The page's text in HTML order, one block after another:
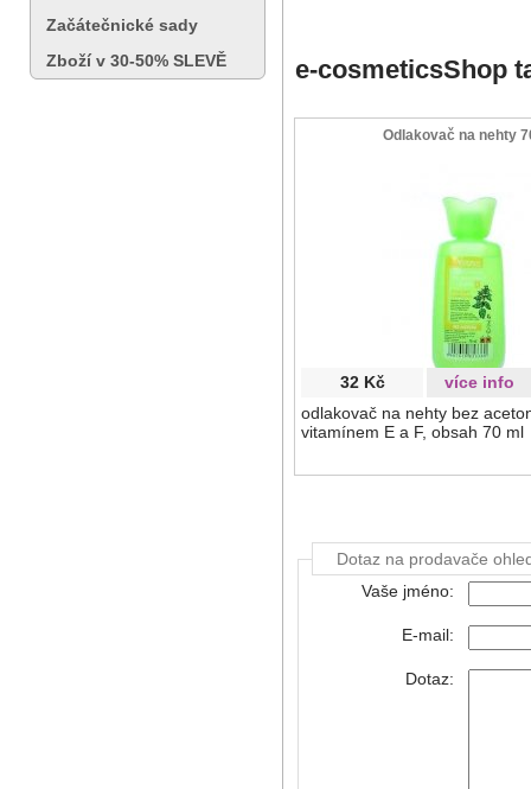
Začátečnické sady
Zboží v 30-50% SLEVĚ
e-cosmeticsShop
Odlakovač na nehty
32 Kč
více info
odlakovač na nehty bez
vitamínem E a F, obsah 70 ml
Dotaz na prodavače
Vaše jméno:
E-mail:
Dotaz: